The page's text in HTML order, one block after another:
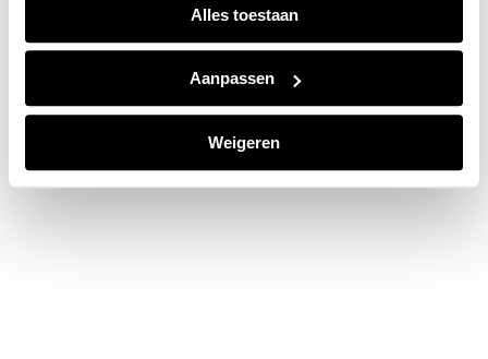
Alles toestaan
Aanpassen
Weigeren